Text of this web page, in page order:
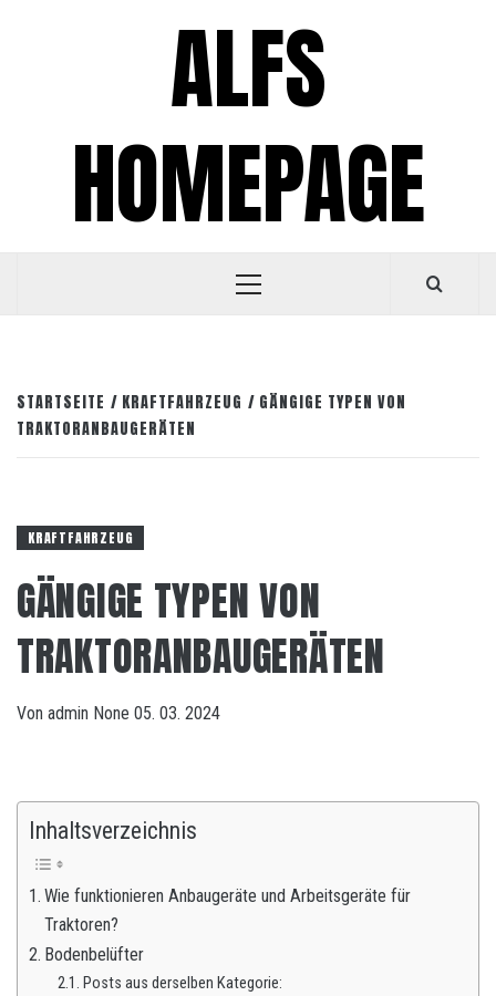
ALFS
HOMEPAGE
Primäres
STARTSEITE KRAFTFAHRZEUG
GÄNGIGE TYPEN VON
TRAKTORANBAUGERÄTEN
KRAFTFAHRZEUG
GÄNGIGE TYPEN VON
TRAKTORANBAUGERÄTEN
Von admin None 05. 03. 2024
Inhaltsverzeichnis
Wie funktionieren Anbaugeräte und Arbeitsgeräte für
Traktoren?
Bodenbelüfter
Posts aus derselben Kategorie: